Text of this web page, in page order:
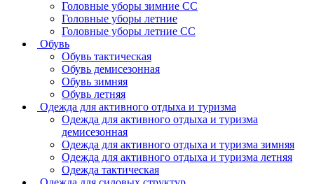
Головные уборы зимние СС
Головные уборы летние
Головные уборы летние СС
Обувь
Обувь тактическая
Обувь демисезонная
Обувь зимняя
Обувь летняя
Одежда для активного отдыха и туризма
Одежда для активного отдыха и туризма
демисезонная
Одежда для активного отдыха и туризма зимняя
Одежда для активного отдыха и туризма летняя
Одежда тактическая